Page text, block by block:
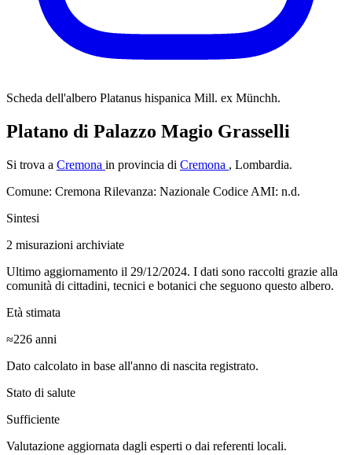
Scheda dell'albero Platanus hispanica Mill. ex Münchh.
Platano di Palazzo Magio Grasselli
Si trova a Cremona in provincia di Cremona , Lombardia.
Comune: Cremona Rilevanza: Nazionale Codice AMI: n.d.
Sintesi
2 misurazioni archiviate
Ultimo aggiornamento il 29/12/2024. I dati sono raccolti grazie alla
comunità di cittadini, tecnici e botanici che seguono questo albero.
Età stimata
≈226 anni
Dato calcolato in base all'anno di nascita registrato.
Stato di salute
Sufficiente
Valutazione aggiornata dagli esperti o dai referenti locali.